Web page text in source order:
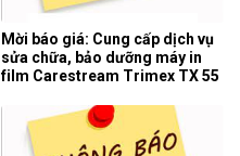
Mời báo giá: Cung cấp dịch vụ
sửa chữa, bảo dưỡng máy in
film Carestream Trimex TX 55
tính.